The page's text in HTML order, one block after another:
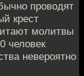
проводят
крест
молитвы
человек
невероятно